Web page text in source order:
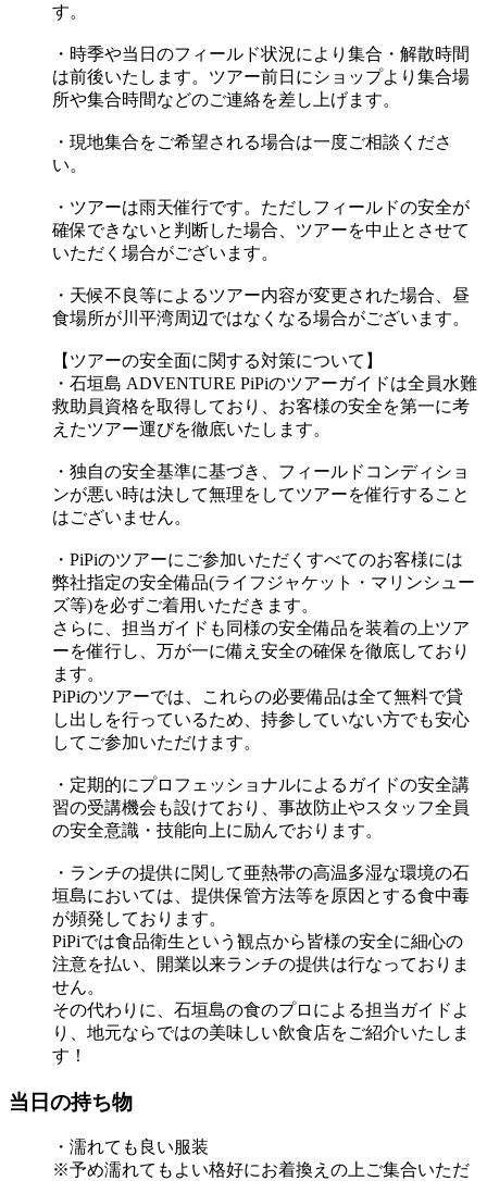
す。
・時季や当日のフィールド状況により集合・解散時間
は前後いたします。ツアー前日にショップより集合場
所や集合時間などのご連絡を差し上げます。
・現地集合をご希望される場合は一度ご相談くださ
い。
・ツアーは雨天催行です。ただしフィールドの安全が
確保できないと判断した場合、ツアーを中止とさせて
いただく場合がございます。
・天候不良等によるツアー内容が変更された場合、昼
食場所が川平湾周辺ではなくなる場合がございます。
【ツアーの安全面に関する対策について】
・石垣島 ADVENTURE PiPiのツアーガイドは全員水難
救助員資格を取得しており、お客様の安全を第一に考
えたツアー運びを徹底いたします。
・独自の安全基準に基づき、フィールドコンディショ
ンが悪い時は決して無理をしてツアーを催行すること
はございません。
・PiPiのツアーにご参加いただくすべてのお客様には
弊社指定の安全備品(ライフジャケット・マリンシュー
ズ等)を必ずご着用いただきます。
さらに、担当ガイドも同様の安全備品を装着の上ツア
ーを催行し、万が一に備え安全の確保を徹底しており
ます。
PiPiのツアーでは、これらの必要備品は全て無料で貸
し出しを行っているため、持参していない方でも安心
してご参加いただけます。
・定期的にプロフェッショナルによるガイドの安全講
習の受講機会も設けており、事故防止やスタッフ全員
の安全意識・技能向上に励んでおります。
・ランチの提供に関して亜熱帯の高温多湿な環境の石
垣島においては、提供保管方法等を原因とする食中毒
が頻発しております。
PiPiでは食品衛生という観点から皆様の安全に細心の
注意を払い、開業以来ランチの提供は行なっておりま
せん。
その代わりに、石垣島の食のプロによる担当ガイドよ
り、地元ならではの美味しい飲食店をご紹介いたしま
す！
当日の持ち物
・濡れても良い服装
※予め濡れてもよい格好にお着換えの上ご集合いただ